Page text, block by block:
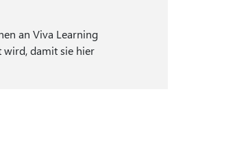
an Viva Learning
wird, damit sie hier